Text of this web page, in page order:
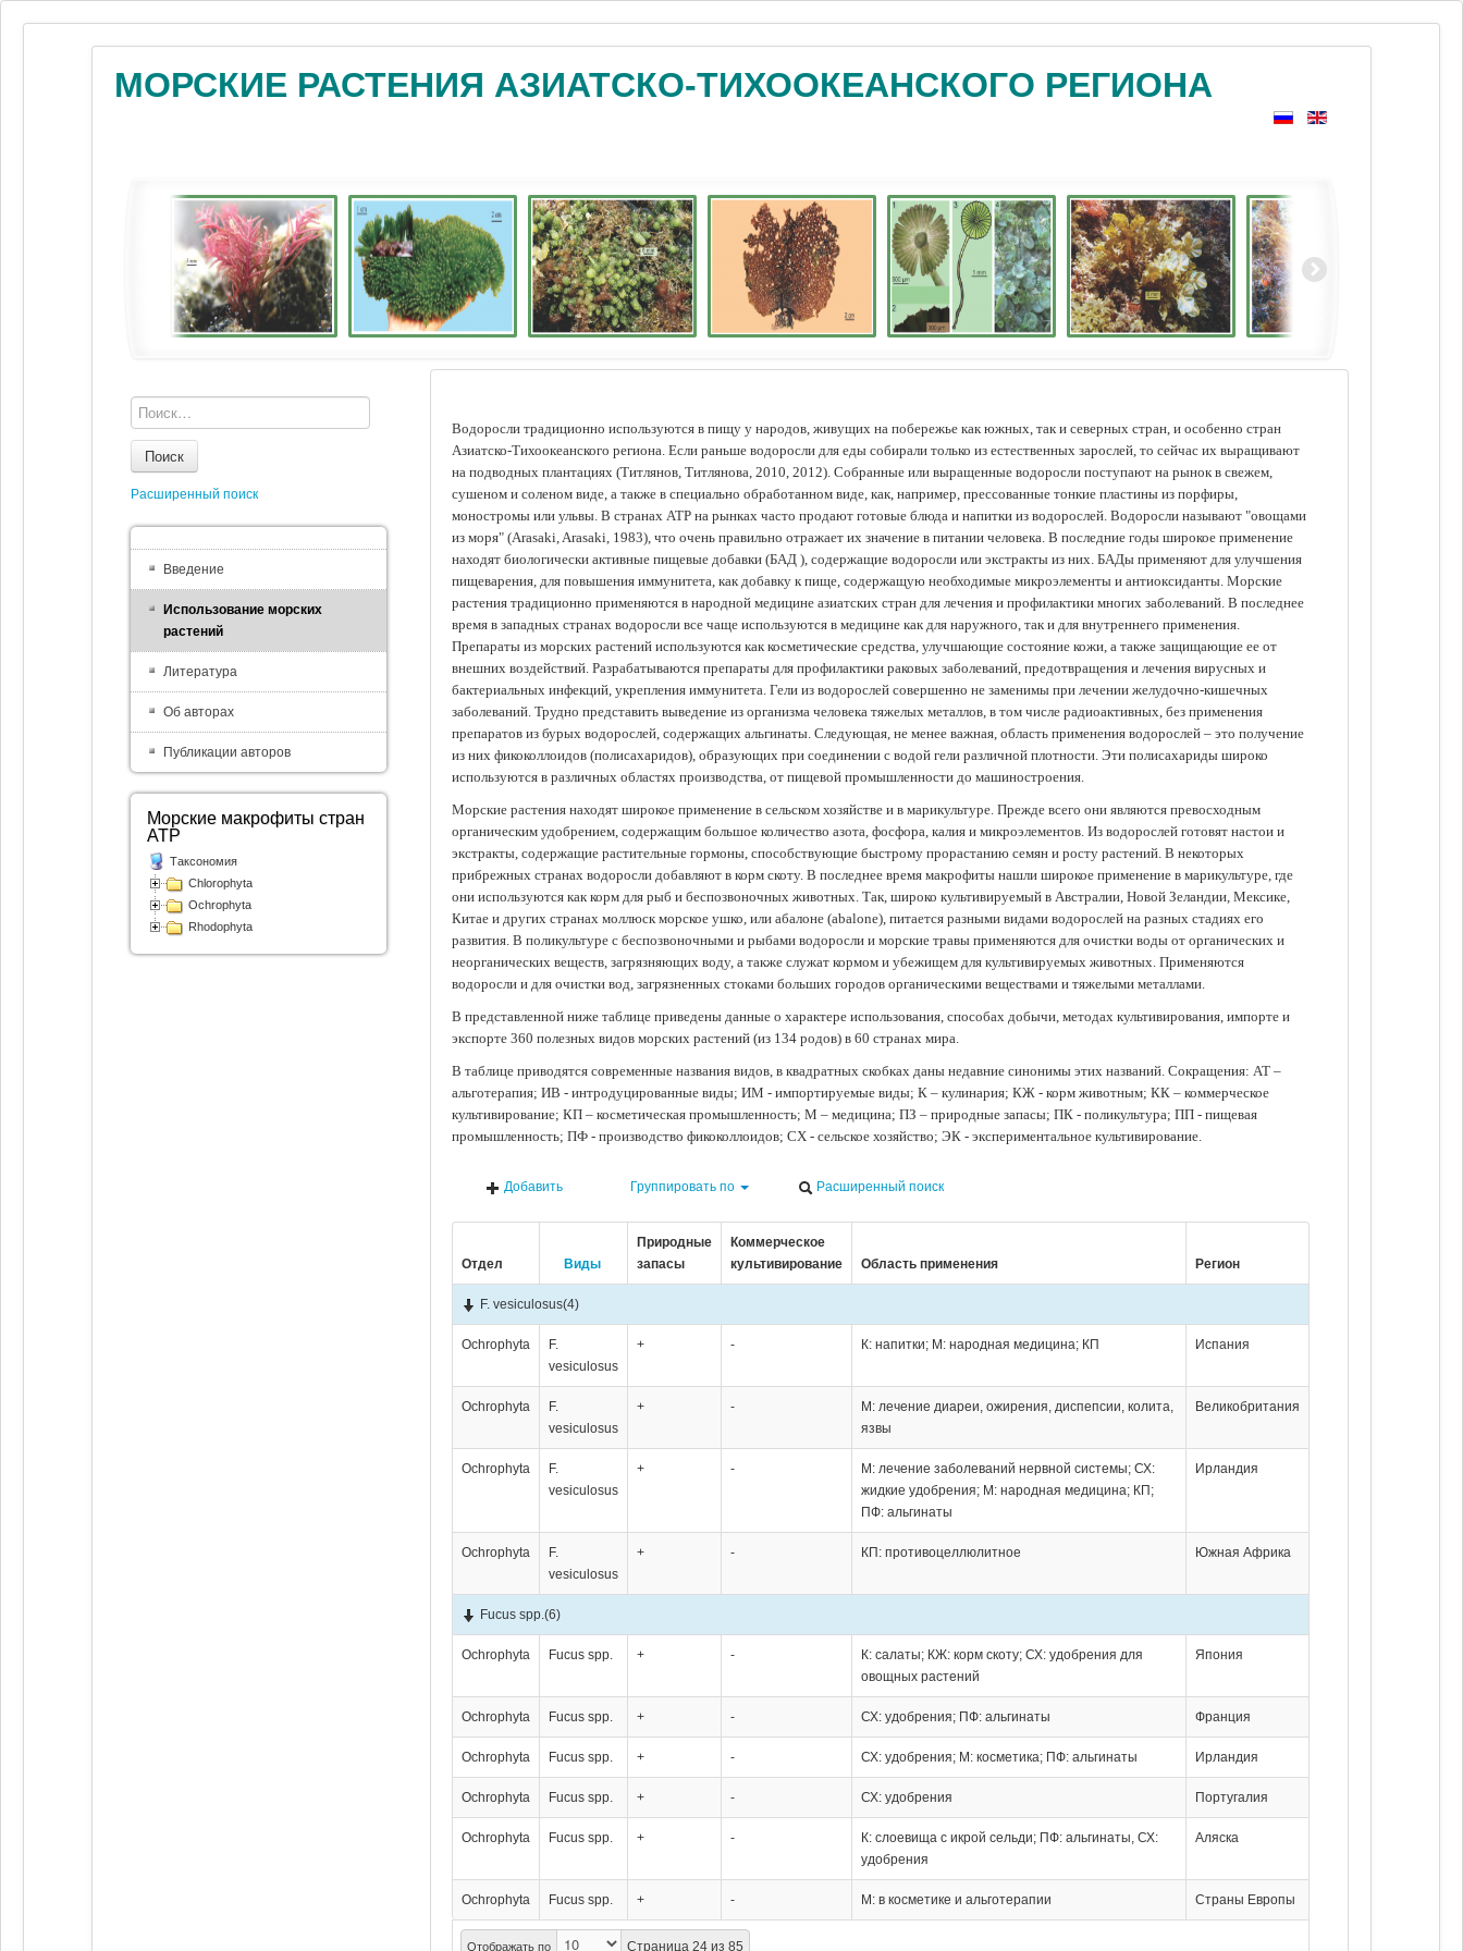
МОРСКИЕ РАСТЕНИЯ АЗИАТСКО-ТИХООКЕАНСКОГО РЕГИОНА
Водоросли традиционно используются в пищу у народов, живущих на побережье как южных, так и северных стран, и особенно стран
Азиатско-Тихоокеанского региона. Если раньше водоросли для еды собирали только из естественных зарослей, то сейчас их выращивают
на подводных плантациях (Tитлянов, Титлянова, 2010, 2012). Собранные или выращенные водоросли поступают на рынок в свежем,
сушеном и соленом виде, а также в специально обработанном виде, как, например, прессованные тонкие пластины из порфиры,
моностромы или ульвы. В странах АТР на рынках часто продают готовые блюда и напитки из водорослей. Водоросли называют "овощами
из моря" (Arasaki, Arasaki, 1983), что очень правильно отражает их значение в питании человека. В последние годы широкое применение
находят биологически активные пищевые добавки (БАД ), содержащие водоросли или экстракты из них. БАДы применяют для улучшения
пищеварения, для повышения иммунитета, как добавку к пище, содержащую необходимые микроэлементы и антиоксиданты. Морские
растения традиционно применяются в народной медицине азиатских стран для лечения и профилактики многих заболеваний. В последнее
время в западных странах водоросли все чаще используются в медицине как для наружного, так и для внутреннего применения.
Препараты из морских растений используются как косметические средства, улучшающие состояние кожи, а также защищающие ее от
внешних воздействий. Разрабатываются препараты для профилактики раковых заболеваний, предотвращения и лечения вирусных и
бактериальных инфекций, укрепления иммунитета. Гели из водорослей совершенно не заменимы при лечении желудочно-кишечных
заболеваний. Трудно представить выведение из организма человека тяжелых металлов, в том числе радиоактивных, без применения
препаратов из бурых водорослей, содержащих альгинаты. Следующая, не менее важная, область применения водорослей – это получение
из них фикоколлоидов (полисахаридов), образующих при соединении с водой гели различной плотности. Эти полисахариды широко
используются в различных областях производства, от пищевой промышленности до машиностроения.
Морские растения находят широкое применение в сельском хозяйстве и в марикультуре. Прежде всего они являются превосходным
органическим удобрением, содержащим большое количество азота, фосфора, калия и микроэлементов. Из водорослей готовят настои и
экстракты, содержащие растительные гормоны, способствующие быстрому прорастанию семян и росту растений. В некоторых
прибрежных странах водоросли добавляют в корм скоту. В последнее время макрофиты нашли широкое применение в марикультуре, где
они используются как корм для рыб и беспозвоночных животных. Так, широко культивируемый в Австралии, Новой Зеландии, Мексике,
Китае и других странах моллюск морское ушко, или абалоне (abalone), питается разными видами водорослей на разных стадиях его
развития. В поликультуре с беспозвоночными и рыбами водоросли и морские травы применяются для очистки воды от органических и
неорганических веществ, загрязняющих воду, а также служат кормом и убежищем для культивируемых животных. Применяются
водоросли и для очистки вод, загрязненных стоками больших городов органическими веществами и тяжелыми металлами.
В представленной ниже таблице приведены данные о характере использования, способах добычи, методах культивирования, импорте и
экспорте 360 полезных видов морских растений (из 134 родов) в 60 странах мира.
В таблице приводятся современные названия видов, в квадратных скобках даны недавние синонимы этих названий. Сокращения: АТ –
альготерапия; ИВ - интродуцированные виды; ИМ - импортируемые виды; К – кулинария; КЖ - корм животным; КК – коммерческое
культивирование; КП – косметическая промышленность; М – медицина; ПЗ – природные запасы; ПК - поликультура; ПП - пищевая
промышленность; ПФ - производство фикоколлоидов; СХ - сельское хозяйство; ЭК - экспериментальное культивирование.
Добавить Группировать по Расширенный поиск
Отдел Виды
Природные
запасы
Коммерческое
культивирование
Область применения Регион
Отображать по Страница 24 из 85
F. vesiculosus(4)
Ochrophyta
F.
vesiculosus
+ - К: напитки; М: народная медицина; КП Испания
Ochrophyta
F.
vesiculosus
+ -
М: лечение диареи, ожирения, диспепсии, колита,
язвы
Великобритания
Ochrophyta
F.
vesiculosus
+ -
М: лечение заболеваний нервной системы; СХ:
жидкие удобрения; М: народная медицина; КП;
ПФ: альгинаты
Ирландия
Ochrophyta
F.
vesiculosus
+ - КП: противоцеллюлитное Южная Африка
Fucus spp. (6)
Ochrophyta Fucus spp. + -
К: салаты; КЖ: корм скоту; СХ: удобрения для
овощных растений
Япония
Ochrophyta Fucus spp. + - СХ: удобрения; ПФ: альгинаты Франция
Ochrophyta Fucus spp. + - СХ: удобрения; М: косметика; ПФ: альгинаты Ирландия
Ochrophyta Fucus spp. + - СХ: удобрения Португалия
Ochrophyta Fucus spp. + -
К: слоевища с икрой сельди; ПФ: альгинаты, СХ:
удобрения
Аляска
Ochrophyta Fucus spp. + - М: в косметике и альготерапии Страны Европы
Поиск
Расширенный поиск
Введение
Использование морских
растений
Литература
Об авторах
Публикации авторов
Морские макрофиты стран
АТР
Таксономия
Chlorophyta
Ochrophyta
Rhodophyta